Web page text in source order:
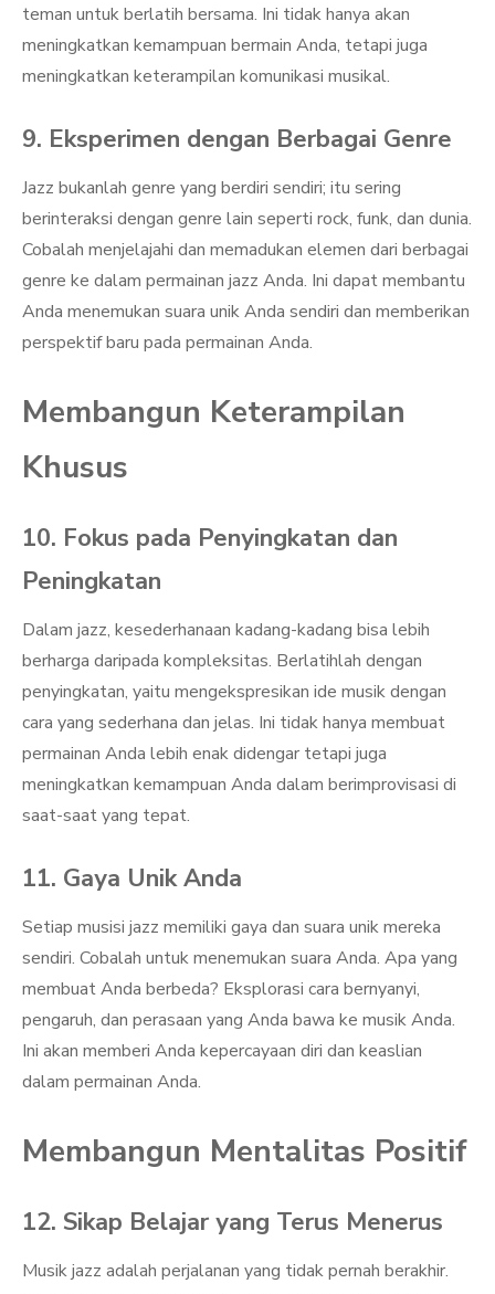
teman untuk berlatih bersama. Ini tidak hanya akan
meningkatkan kemampuan bermain Anda, tetapi juga
meningkatkan keterampilan komunikasi musikal.
9. Eksperimen dengan Berbagai Genre
Jazz bukanlah genre yang berdiri sendiri; itu sering
berinteraksi dengan genre lain seperti rock, funk, dan dunia.
Cobalah menjelajahi dan memadukan elemen dari berbagai
genre ke dalam permainan jazz Anda. Ini dapat membantu
Anda menemukan suara unik Anda sendiri dan memberikan
perspektif baru pada permainan Anda.
Membangun Keterampilan
Khusus
10. Fokus pada Penyingkatan dan
Peningkatan
Dalam jazz, kesederhanaan kadang-kadang bisa lebih
berharga daripada kompleksitas. Berlatihlah dengan
penyingkatan, yaitu mengekspresikan ide musik dengan
cara yang sederhana dan jelas. Ini tidak hanya membuat
permainan Anda lebih enak didengar tetapi juga
meningkatkan kemampuan Anda dalam berimprovisasi di
saat-saat yang tepat.
11. Gaya Unik Anda
Setiap musisi jazz memiliki gaya dan suara unik mereka
sendiri. Cobalah untuk menemukan suara Anda. Apa yang
membuat Anda berbeda? Eksplorasi cara bernyanyi,
pengaruh, dan perasaan yang Anda bawa ke musik Anda.
Ini akan memberi Anda kepercayaan diri dan keaslian
dalam permainan Anda.
Membangun Mentalitas Positif
12. Sikap Belajar yang Terus Menerus
Musik jazz adalah perjalanan yang tidak pernah berakhir.